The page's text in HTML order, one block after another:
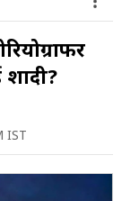
IST